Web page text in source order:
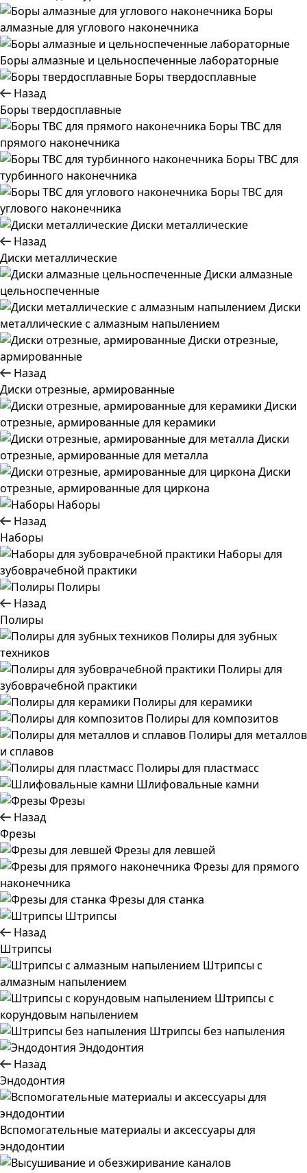
Боры
алмазные для углового наконечника
Боры алмазные и цельноспеченные лабораторные
Боры твердосплавные
Назад
Боры твердосплавные
Боры ТВС для
прямого наконечника
Боры ТВС для
турбинного наконечника
Боры ТВС для
углового наконечника
Диски металлические
Назад
Диски металлические
Диски алмазные
цельноспеченные
Диски
металлические с алмазным напылением
Диски отрезные,
армированные
Назад
Диски отрезные, армированные
Диски
отрезные, армированные для керамики
Диски
отрезные, армированные для металла
Диски
отрезные, армированные для циркона
Наборы
Назад
Наборы
Наборы для
зубоврачебной практики
Полиры
Назад
Полиры
Полиры для зубных
техников
Полиры для
зубоврачебной практики
Полиры для керамики
Полиры для композитов
Полиры для металлов
и сплавов
Полиры для пластмасс
Шлифовальные камни
Фрезы
Назад
Фрезы
Фрезы для левшей
Фрезы для прямого
наконечника
Фрезы для станка
Штрипсы
Назад
Штрипсы
Штрипсы c
алмазным напылением
Штрипсы c
корундовым напылением
Штрипсы без напыления
Эндодонтия
Назад
Эндодонтия
Вспомогательные материалы и аксессуары для
эндодонтии